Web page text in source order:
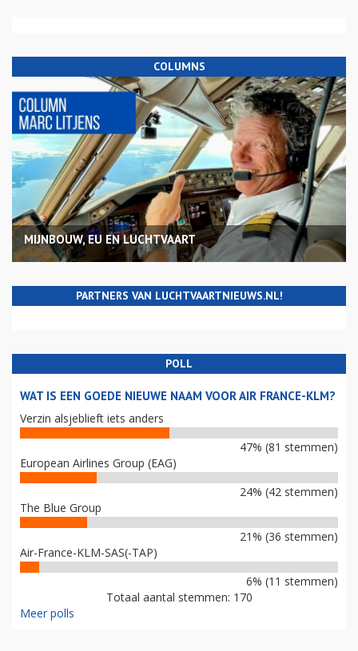
COLUMNS
MIJNBOUW, EU EN LUCHTVAART
PARTNERS VAN LUCHTVAARTNIEUWS.NL!
POLL
WAT IS EEN GOEDE NIEUWE NAAM VOOR AIR FRANCE-KLM?
Verzin alsjeblieft iets anders
47% (81 stemmen)
European Airlines Group (EAG)
24% (42 stemmen)
The Blue Group
21% (36 stemmen)
Air-France-KLM-SAS(-TAP)
6% (11 stemmen)
Totaal aantal stemmen: 170
Meer polls